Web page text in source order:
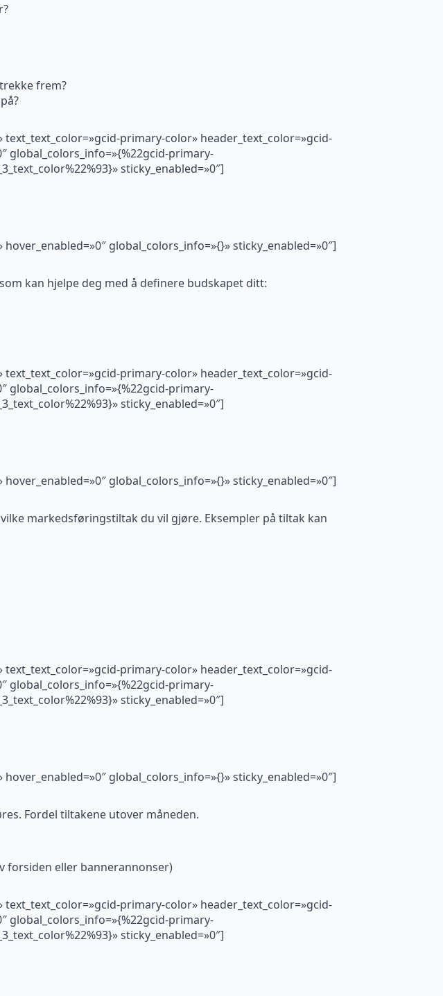
frem?
primary-color» header_text_color=»gcid-
global_colors_info=»{%22gcid-primary-
sticky_enabled=»0″]
global_colors_info=»{}» sticky_enabled=»0″]
kan hjelpe deg med å definere budskapet ditt:
primary-color» header_text_color=»gcid-
global_colors_info=»{%22gcid-primary-
sticky_enabled=»0″]
global_colors_info=»{}» sticky_enabled=»0″]
markedsføringstiltak du vil gjøre. Eksempler på tiltak kan
primary-color» header_text_color=»gcid-
global_colors_info=»{%22gcid-primary-
sticky_enabled=»0″]
global_colors_info=»{}» sticky_enabled=»0″]
Fordel tiltakene utover måneden.
forsiden eller bannerannonser)
primary-color» header_text_color=»gcid-
global_colors_info=»{%22gcid-primary-
sticky_enabled=»0″]